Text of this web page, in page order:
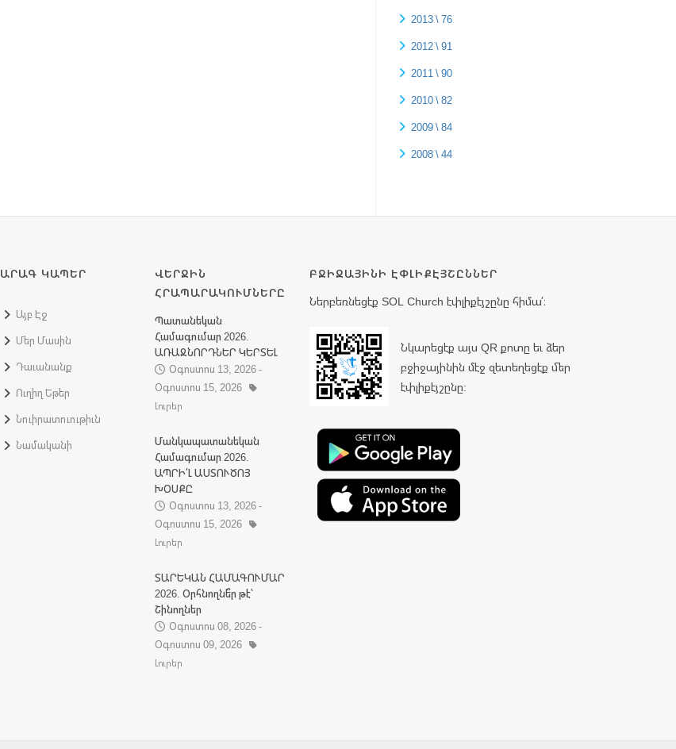
2013 \ 76
2012 \ 91
2011 \ 90
2010 \ 82
2009 \ 84
2008 \ 44
ԱՐԱԳ ԿԱՊԵՐ
Այբ Էջ
Մեր Մասին
Դաւանանք
Ուղիղ Եթեր
Նուիրատուութիւն
Նամականի
ՎԵՐՋԻՆ
ՀՐԱՊԱՐԱԿՈՒՄՆԵՐԸ
Պատանեկան
Համագումար 2026.
ԱՌԱՋՆՈՐԴՆԵՐ ԿԵՐՏԵԼ
Օգոստոս 13, 2026 -
Օգոստոս 15, 2026
Լուրեր
Մանկապատանեկան
Համագումար 2026.
ԱՊՐԻ՛Լ ԱՍՏՈՒԾՈՅ
ԽՕՍՔԸ
Օգոստոս 13, 2026 -
Օգոստոս 15, 2026
Լուրեր
ՏԱՐԵԿԱՆ ՀԱՄԱԳՈՒՄԱՐ
2026. Օրհնողնե՞ր թէ՝
Շինողներ
Օգոստոս 08, 2026 -
Օգոստոս 09, 2026
Լուրեր
ԲՋԻՋԱՅԻՆԻ ԷՓԼԻՔԷՅՇԸՆՆԵՐ
Ներբեռնեցէք SOL Church էփլիքէյշընը հիմա՛։
Նկարեցէք այս QR քոտը եւ ձեր
բջիջայինին մէջ զետեղեցէք մեր
էփլիքէյշընը: